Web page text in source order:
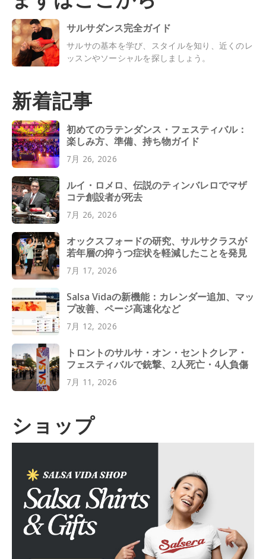
サルサダンス完全ガイド
サルサの基本を学び、スタイルを知り、近くのレ
ッスンやソーシャルを探しましょう。
新着記事
初めてのラテンダンス・フェスティバル：
楽しみ方、準備、持ち物ガイド
7月 26, 2026
ルイ・ロメロ、伝説のティンバレロでマザ
コテ創設者が死去
7月 26, 2026
オックスフォードの研究、サルサクラスが
若年層の抑うつ症状を軽減したことを発見
7月 17, 2026
Salsa Vidaの新機能：カレンダー追加、マッ
プ改善、ページ高速化など
7月 12, 2026
トロントのサルサ・オン・セントクレア・
フェスティバルで銃撃、2人死亡・4人負傷
7月 11, 2026
ショップ